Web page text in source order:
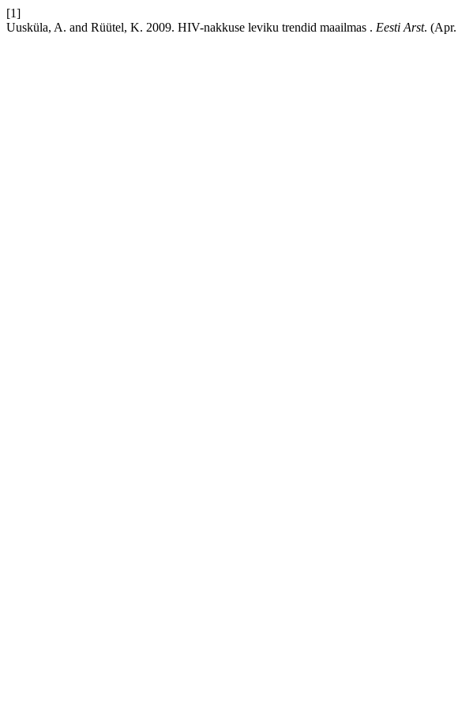
[1]
Uusküla, A. and Rüütel, K. 2009. HIV-nakkuse leviku trendid maailmas . Eesti Arst. (Apr.